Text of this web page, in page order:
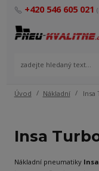
+420 546 605 021
Úvod Nákladní Insa
Insa
Nákladní pneumatiky